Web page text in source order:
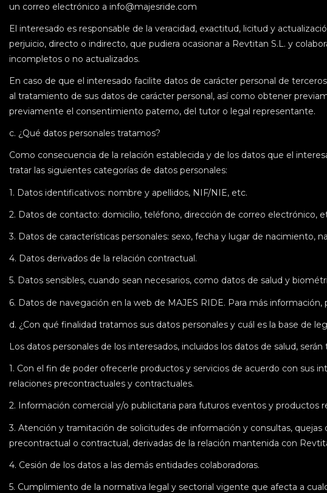
un correo electrónico a info@majesride.com
El interesado es responsable de la veracidad, exactitud, licitud y
perjuicio, directo o indirecto, que pudiera ocasionar a Revtitan S.L. y
incompletos o no actualizados.
En caso de que el interesado facilite datos de carácter personal de
al tratamiento de sus datos de carácter personal, así como obtener
previamente el consentimiento paterno, del tutor o legal representante.
c. ¿Qué datos personales tratamos?
Como consecuencia de la relación establecida y de los datos que el
tratar las siguientes categorías de datos personales:
1. Datos identificativos: nombre y apellidos, NIF/NIE, etc.
2. Datos de contacto: domicilio, teléfono, dirección de correo electrónico,
3. Datos de características personales: sexo, fecha y lugar de nacimiento,
4. Datos derivados de la relación contractual.
5. Datos sensibles, cuando sean necesarios, como datos de salud y
6. Datos de navegación en la web de MAJES RIDE. Para más
d. ¿Con qué finalidad tratamos sus datos personales y cuál es la base de
Los datos personales de los interesados, incluidos los datos de salud,
1. Con el fin de poder ofrecerle productos y servicios de acuerdo con sus
relaciones precontractuales y contractuales.
2. Información comercial y/o publicitaria para futuros eventos y productos
3. Atención y tramitación de solicitudes de información y consultas, quejas
precontractual o contractual, derivadas de la relación mantenida con
4. Cesión de los datos a las demás entidades colaboradoras.
5. Cumplimiento de la normativa legal y sectorial vigente que afecta a